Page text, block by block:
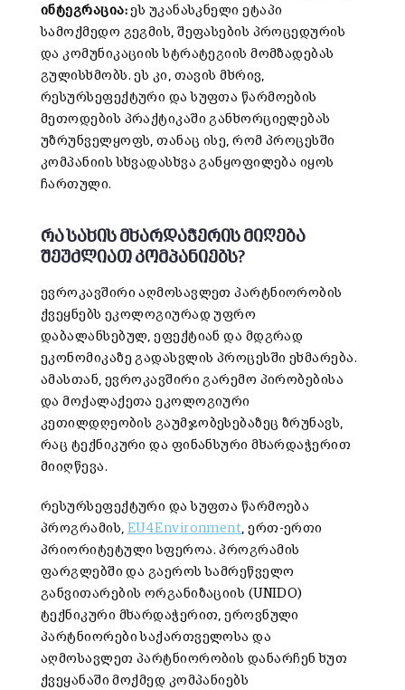
ინტეგრაცია:ეს უკანასკნელი ეტაპი
სამოქმედო გეგმის, შეფასების პროცედურის
და კომუნიკაციის სტრატეგიის მომზადებას
გულისხმობს. ეს კი, თავის მხრივ,
რესურსეფექტური და სუფთა წარმოების
მეთოდების პრაქტიკაში განხორციელებას
უზრუნველყოფს, თანაც ისე, რომ პროცესში
კომპანიის სხვადასხვა განყოფილება იყოს
ჩართული.
რა სახის მხარდაჭერის მიღება
შეუძლიათ კომპანიებს?
ევროკავშირი აღმოსავლეთ პარტნიორობის
ქვეყნებს ეკოლოგიურად უფრო
დაბალანსებულ, ეფექტიან და მდგრად
ეკონომიკაზე გადასვლის პროცესში ეხმარება.
ამასთან, ევროკავშირი გარემო პირობებისა
და მოქალაქეთა ეკოლოგიური
კეთილდღეობის გაუმჯობესებაზეც ზრუნავს,
რაც ტექნიკური და ფინანსური მხარდაჭერით
მიიღწევა.
რესურსეფექტური და სუფთა წარმოება
პროგრამის, EU4Environment, ერთ-ერთი
პრიორიტეტული სფეროა. პროგრამის
ფარგლებში და გაეროს სამრეწველო
განვითარების ორგანიზაციის (UNIDO)
ტექნიკური მხარდაჭერით, ეროვნული
პარტნიორები საქართველოსა და
აღმოსავლეთ პარტნიორობის დანარჩენ ხუთ
ქვეყანაში მოქმედ კომპანიებს